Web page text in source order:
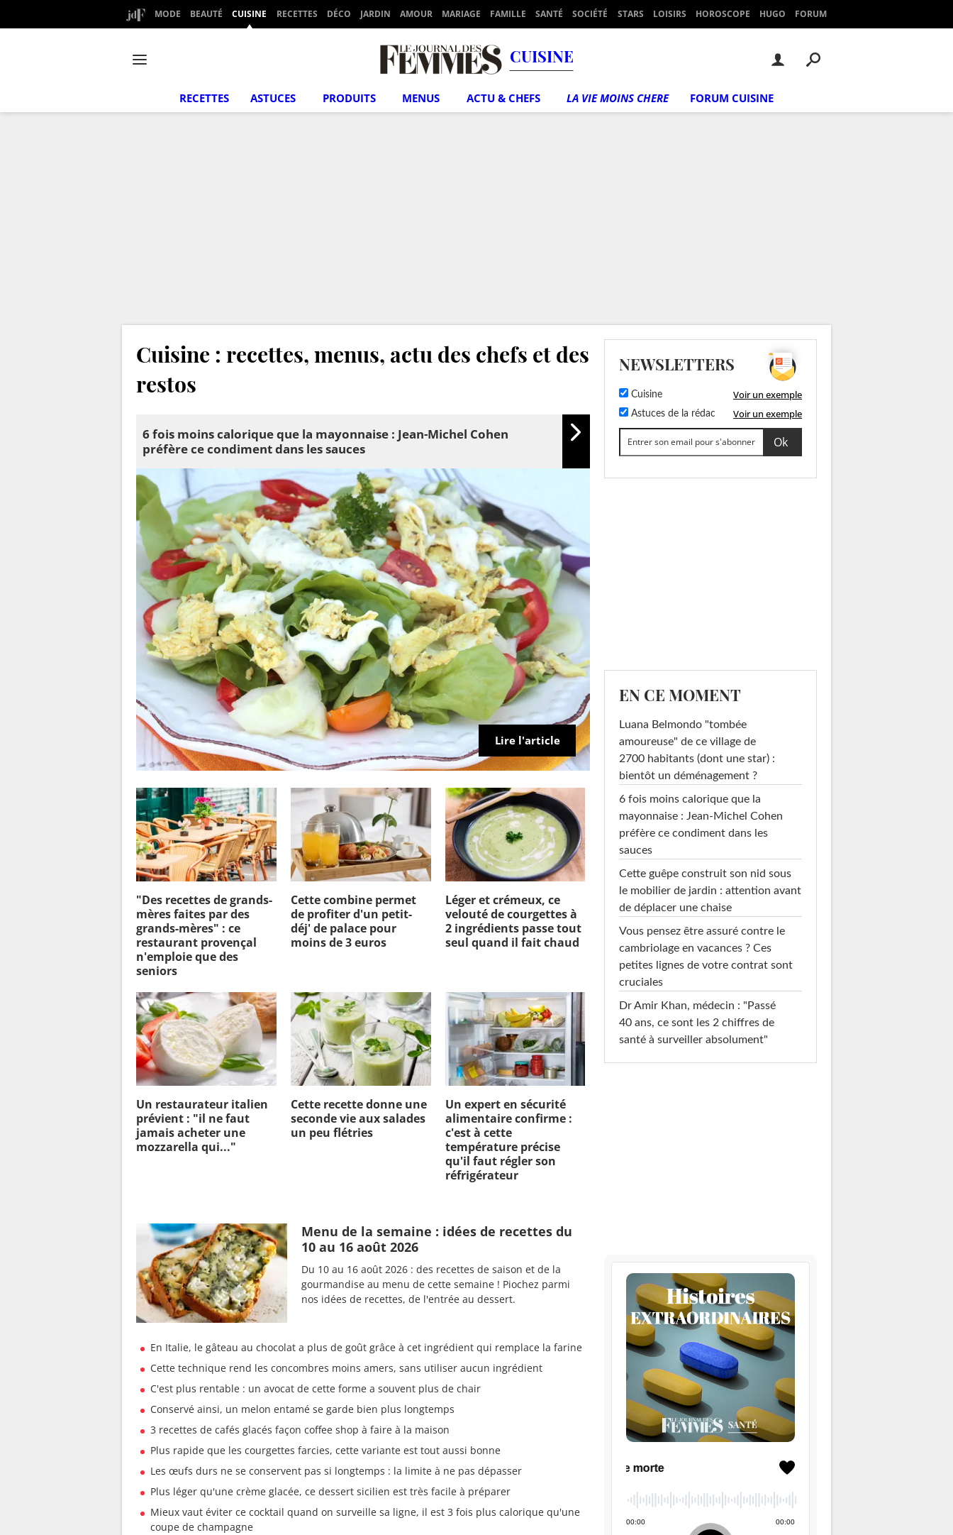
MODE BEAUTÉ CUISINE RECETTES DÉCO JARDIN AMOUR MARIAGE FAMILLE SANTÉ SOCIÉTÉ STARS LOISIRS HOROSCOPE HUGO FORUM
CUISINE
RECETTES ASTUCES PRODUITS MENUS ACTU & CHEFS LA VIE MOINS CHERE FORUM CUISINE
Cuisine : recettes, menus, actu des chefs et des
restos
Lire l'article
6 fois moins calorique que la mayonnaise : Jean-Michel Cohen
préfère ce condiment dans les sauces
"Des recettes de grands-
mères faites par des
grands-mères" : ce
restaurant provençal
n'emploie que des
seniors
Cette combine permet
de profiter d'un petit-
déj' de palace pour
moins de 3 euros
Léger et crémeux, ce
velouté de courgettes à
2 ingrédients passe tout
seul quand il fait chaud
Un restaurateur italien
prévient : "il ne faut
jamais acheter une
mozzarella qui..."
Cette recette donne une
seconde vie aux salades
un peu flétries
Un expert en sécurité
alimentaire confirme :
c'est à cette
température précise
qu'il faut régler son
réfrigérateur
Menu de la semaine : idées de recettes du
10 au 16 août 2026
Du 10 au 16 août 2026 : des recettes de saison et de la
gourmandise au menu de cette semaine ! Piochez parmi
nos idées de recettes, de l'entrée au dessert.
En Italie, le gâteau au chocolat a plus de goût grâce à cet ingrédient qui remplace la farine
Cette technique rend les concombres moins amers, sans utiliser aucun ingrédient
C'est plus rentable : un avocat de cette forme a souvent plus de chair
Conservé ainsi, un melon entamé se garde bien plus longtemps
3 recettes de cafés glacés façon coffee shop à faire à la maison
Plus rapide que les courgettes farcies, cette variante est tout aussi bonne
Les œufs durs ne se conservent pas si longtemps : la limite à ne pas dépasser
Plus léger qu'une crème glacée, ce dessert sicilien est très facile à préparer
Mieux vaut éviter ce cocktail quand on surveille sa ligne, il est 3 fois plus calorique qu'une
coupe de champagne
NEWSLETTERS
Cuisine Voir un exemple
Astuces de la rédac Voir un exemple
EN CE MOMENT
Luana Belmondo "tombée
amoureuse" de ce village de
2700 habitants (dont une star) :
bientôt un déménagement ?
6 fois moins calorique que la
mayonnaise : Jean-Michel Cohen
préfère ce condiment dans les
sauces
Cette guêpe construit son nid sous
le mobilier de jardin : attention avant
de déplacer une chaise
Vous pensez être assuré contre le
cambriolage en vacances ? Ces
petites lignes de votre contrat sont
cruciales
Dr Amir Khan, médecin : "Passé
40 ans, ce sont les 2 chiffres de
santé à surveiller absolument"